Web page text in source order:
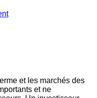
et les marchés des
et ne